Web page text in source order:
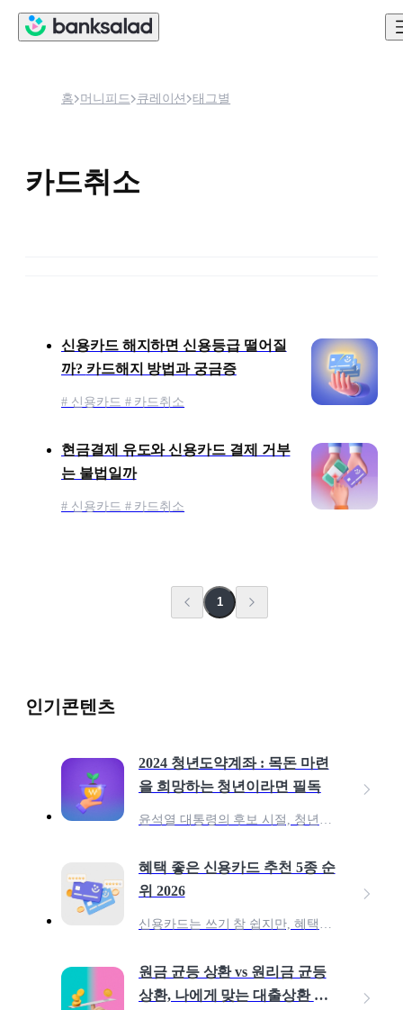
홈 머니피드 큐레이션 태그별
카드취소
신용카드 해지하면 신용등급 떨어질
까? 카드해지 방법과 궁금증
# 신용카드 # 카드취소
현금결제 유도와 신용카드 결제 거부
는 불법일까
# 신용카드 # 카드취소
1
인기콘텐츠
2024 청년도약계좌 : 목돈 마련
을 희망하는 청년이라면 필독
윤석열 대통령의 후보 시절, 청년들의 목돈 마련을 위하여 10년 만기 1억 원의 저축 상품을 약속 한 바 있어요. 이 공약을 다듬어, 23년 6월 청년들의 중장기 자산 형성을 지
혜택 좋은 신용카드 추천 5종 순
위 2026
신용카드는 쓰기 참 쉽지만, 혜택을 100% 활용하려면 어떤 카드를 써야 할지 고민되죠? 종류도 너무 많아 내 소비 패턴에 딱 맞는 카드를 찾는 건 더 어렵게 느껴질 수 있습니다.
원금 균등 상환 vs 원리금 균등
상환, 나에게 맞는 대출상환 전